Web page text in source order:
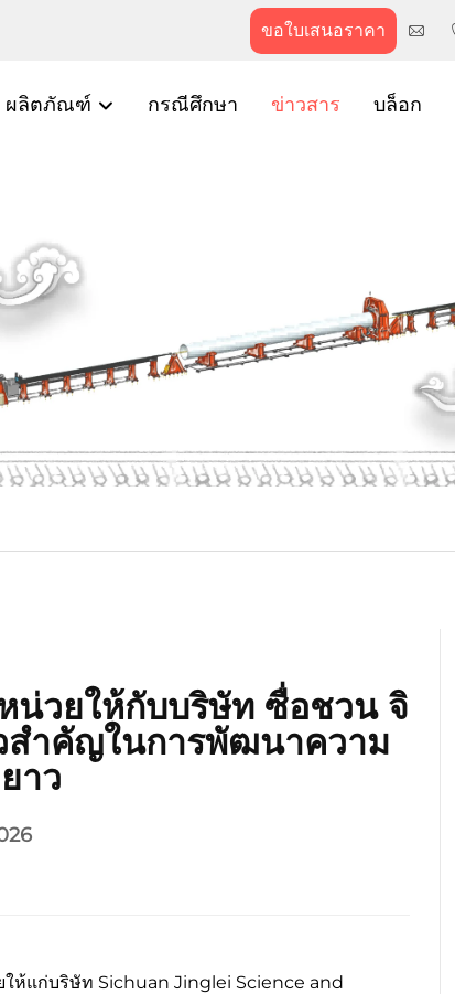
ขอใบเสนอราคา
ผลิตภัณฑ์ กรณีศึกษา ข่าวสาร บล็อก
น่วยให้กับบริษัท ซื่อชวน จิ
สำคัญในการพัฒนาความ
าว
ให้แก่บริษัท Sichuan Jinglei Science and